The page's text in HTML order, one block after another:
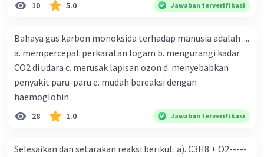
10 5.0 Jawaban terverifikasi
Bahaya gas karbon monoksida terhadap manusia adalah ....
a. mempercepat perkaratan logam b. mengurangi kadar
CO2 di udara c. merusak lapisan ozon d. menyebabkan
penyakit paru-paru e. mudah bereaksi dengan
haemoglobin
28 1.0 Jawaban terverifikasi
Selesaikan dan setarakan reaksi berikut: a). C3H8 + O2-----